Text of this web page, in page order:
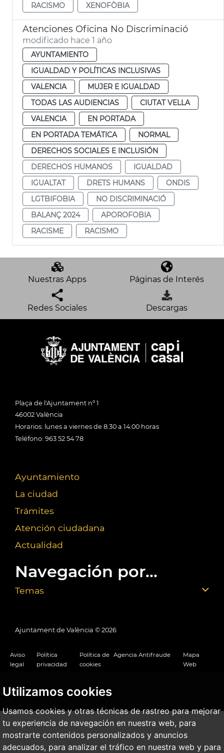
Utilizamos cookies
Usamos cookies y otras técnicas de rastreo para mejorar
tu experiencia de navegación en nuestra web, para
mostrarte contenidos personalizados y anuncios
adecuados, para analizar el tráfico en nuestra web y para
RACISMO
XENOFÒBIA
Atenciones Oficina No Discriminació
modificado hace 1 año
AYUNTAMIENTO
IGUALDAD Y POLÍTICAS INCLUSIVAS
VALENCIA
MUJER E IGUALDAD
TODAS LAS AUDIENCIAS
CIUTAT VELLA
VALENCIA
EN PORTADA
EN PORTADA TEMÁTICA
NORMAL
DERECHOS SOCIALES E INCLUSIÓN
DERECHOS HUMANOS
IGUALDAD
IGUALTAT
DRETS HUMANS
ONDIS
LGTBIFOBIA
NO DISCRIMINACIÓ
BALANÇ 2024
APOROFOBIA
RACISME
RACISMO
Nuestras Apps Páginas de Interés
Redes Sociales Descargas
Plaça de l'Ajuntament nº 1
46002 València
Horarios: lunes a viernes de 8:30 a 14:00 horas
Teléfono: 963 52 54 78
Ayuntamiento
La ciudad
Trámites
Atención ciudadana
Actualidad
Navegación por...
Temas
Ajuntament de València © 2026
Aviso
legal
Política
privacidad
Política de
cookies
Agencia Antifraude
Mapa
Web